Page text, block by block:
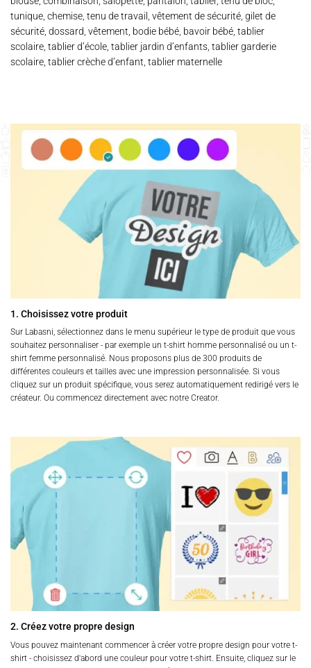
tunique, chemise, tenu de travail, vêtement de sécurité, gilet de
sécurité, dossard, vêtement, bodie bébé, bavoir bébé, tablier
scolaire, tablier d’école, tablier jardin d’enfants, tablier garderie
scolaire, tablier crèche d’enfant, tablier maternelle
1. Choisissez votre produit
Sur Labasni, sélectionnez dans le menu supérieur le type de produit que vous
souhaitez personnaliser - par exemple un t-shirt homme personnalisé ou un t-
shirt femme personnalisé. Nous proposons plus de 300 produits de
différentes couleurs et tailles avec une impression personnalisée. Si vous
cliquez sur un produit spécifique, vous serez automatiquement redirigé vers le
créateur. Ou commencez directement avec notre Creator.
2. Créez votre propre design
Vous pouvez maintenant commencer à créer votre propre design pour votre t-
shirt - choisissez d'abord une couleur pour votre t-shirt. Ensuite, cliquez sur le